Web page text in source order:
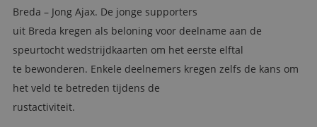
Breda – Jong Ajax. De jonge supporters
uit Breda kregen als beloning voor deelname aan de
speurtocht wedstrijdkaarten om het eerste elftal
te bewonderen. Enkele deelnemers kregen zelfs de kans om
het veld te betreden tijdens de
rustactiviteit.